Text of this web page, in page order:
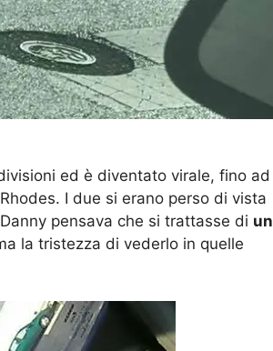
ed è diventato virale, fino ad
I due si erano perso di vista
pensava che si trattasse di un
la tristezza di vederlo in quelle